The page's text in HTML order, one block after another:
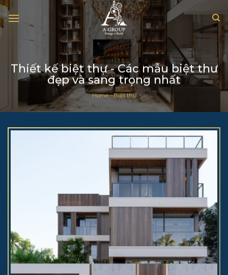
Chuyển
đến
nội
Thiết kế biệt thự - Các mẫu biệt thư
đẹp và sang trọng nhất
Home-Biệt thự